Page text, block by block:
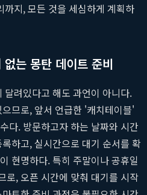
지, 모든 것을 세심하게 계획하
는 몽탄 데이트 준비
려있다고 해도 과언이 아니다.
므로, 앞서 언급한 '캐치테이블'
다. 방문하고자 하는 날짜와 시간
하고, 실시간으로 대기 순서를 확
현명하다. 특히 주말이나 공휴일
로, 오픈 시간에 맞춰 대기를 시작